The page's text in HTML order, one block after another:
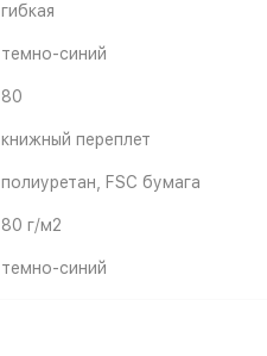
гибкая
темно-синий
80
книжный переплет
полиуретан, FSC бумага
80 г/м2
темно-синий